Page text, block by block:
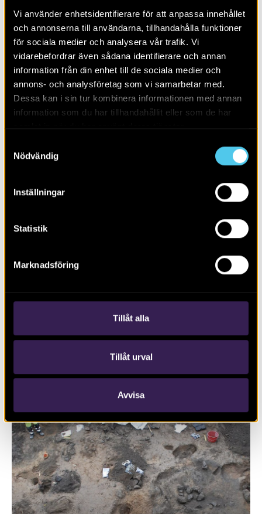
Vi använder enhetsidentifierare för att anpassa innehållet
och annonserna till användarna, tillhandahålla funktioner
för sociala medier och analysera vår trafik. Vi
vidarebefordrar även sådana identifierare och annan
information från din enhet till de sociala medier och
annons- och analysföretag som vi samarbetar med.
Dessa kan i sin tur kombinera informationen med annan
information som du har tillhandahållit eller som de har
Nödvändig
Inställningar
Statistik
Marknadsföring
Tillåt alla
Tillåt urval
Avvisa
Uppåkra 34
Grav, bogårdsmur och kulturlager vid
Östra Hargs kyrka